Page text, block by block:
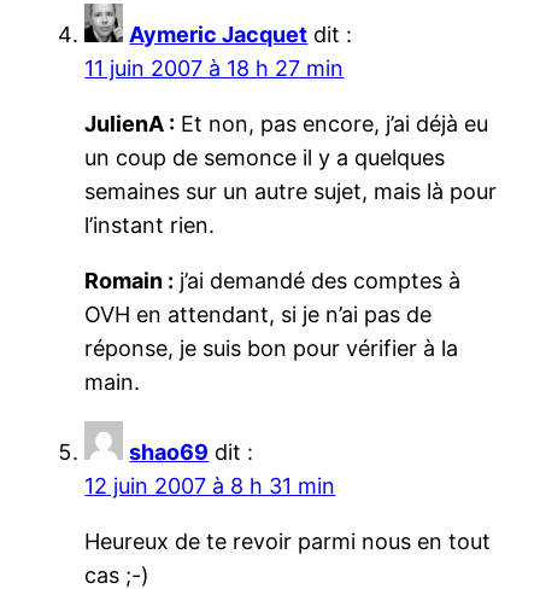
Aymeric Jacquet dit :
11 juin 2007 à 18 h 27 min
JulienA : Et non, pas encore, j’ai déjà eu
un coup de semonce il y a quelques
semaines sur un autre sujet, mais là pour
l’instant rien.
Romain : j’ai demandé des comptes à
OVH en attendant, si je n’ai pas de
réponse, je suis bon pour vérifier à la
main.
shao69 dit :
12 juin 2007 à 8 h 31 min
Heureux de te revoir parmi nous en tout
cas ;-)